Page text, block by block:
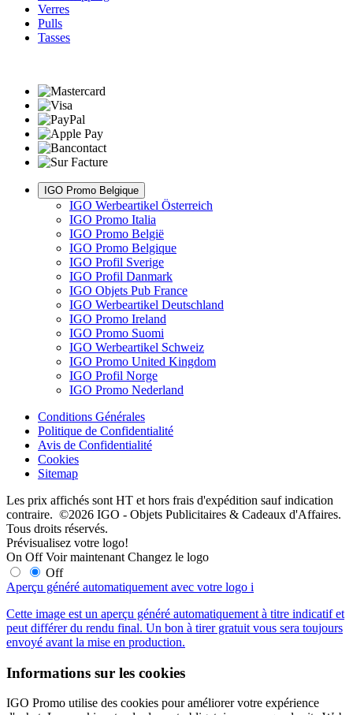
Verres
Pulls
Tasses
IGO Promo Belgique
IGO Werbeartikel Österreich
IGO Promo Italia
IGO Promo België
IGO Promo Belgique
IGO Profil Sverige
IGO Profil Danmark
IGO Objets Pub France
IGO Werbeartikel Deutschland
IGO Promo Ireland
IGO Promo Suomi
IGO Werbeartikel Schweiz
IGO Promo United Kingdom
IGO Profil Norge
IGO Promo Nederland
Conditions Générales
Politique de Confidentialité
Avis de Confidentialité
Cookies
Sitemap
Les prix affichés sont HT et hors frais d'expédition sauf indication
contraire. ©2026 IGO - Objets Publicitaires & Cadeaux d'Affaires.
Tous droits réservés.
Prévisualisez votre logo!
On Off Voir maintenant Changez le logo
Off
Aperçu généré automatiquement avec votre logo i
Cette image est un aperçu généré automatiquement à titre indicatif et
peut différer du rendu final. Un bon à tirer gratuit vous sera toujours
envoyé avant la mise en production.
Informations sur les cookies
IGO Promo utilise des cookies pour améliorer votre expérience